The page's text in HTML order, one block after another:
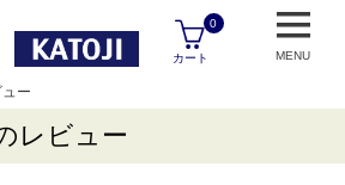
カート
0
MENU
ー
レビュー